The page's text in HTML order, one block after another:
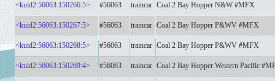
<kuid2:56063:150266:5> #56063 traincar Coal 2 Bay Hopper N&W #MFX
<kuid2:56063:150267:5> #56063 traincar Coal 2 Bay Hopper P&WV #MFX
<kuid2:56063:150268:5> #56063 traincar Coal 2 Bay Hopper P&WV #MFX
<kuid2:56063:150269:4> #56063 traincar Coal 2 Bay Hopper Western Pacific